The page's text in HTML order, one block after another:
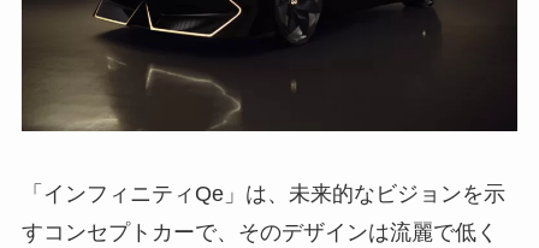
「インフィニティQe」は、未来的なビジョンを示
すコンセプトカーで、そのデザインは流麗で低く